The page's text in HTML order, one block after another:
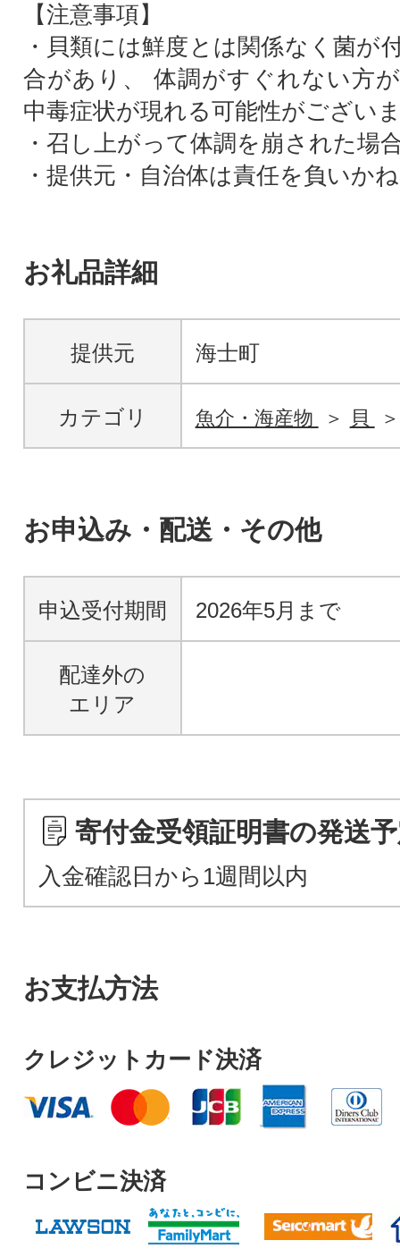
【注意事項】
・貝類には鮮度とは関係なく菌が
合があり、 体調がすぐれない方
中毒症状が現れる可能性がござい
・召し上がって体調を崩された場
・提供元・自治体は責任を負いか
お礼品詳細
提供元 海士町
カテゴリ 魚介・海産物 貝
お申込み・配送・その他
申込受付期間 2026年5月まで
配達外の
エリア
寄付金受領証明書の発送
入金確認日から1週間以内
お支払方法
クレジットカード決済
コンビニ決済